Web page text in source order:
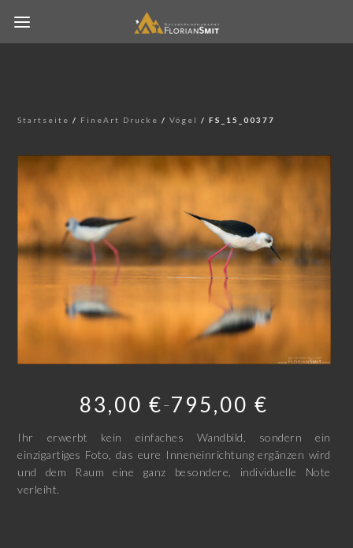
Startseite / FineArt Drucke /Vögel / FS_15_00377
83,00€ –795,00 €
Ihr erwerbt kein einfaches Wandbild, sondern ein
einzigartiges Foto, das eure Inneneinrichtung ergänzen wird
und dem Raum eine ganz besondere, individuelle Note
verleiht.